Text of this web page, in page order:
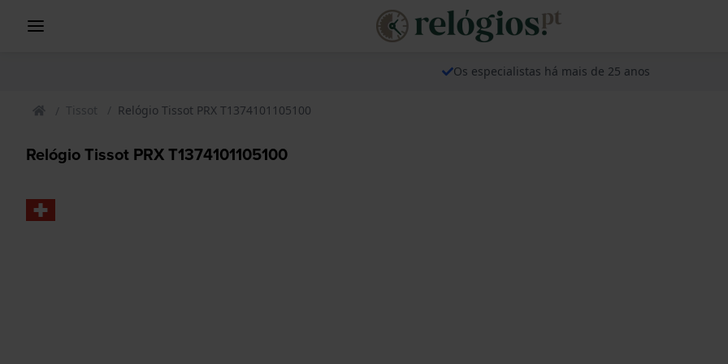
Os especialistas há mais de 25 anos
Tissot Relógio Tissot PRX T1374101105100
Relógio Tissot PRX T1374101105100